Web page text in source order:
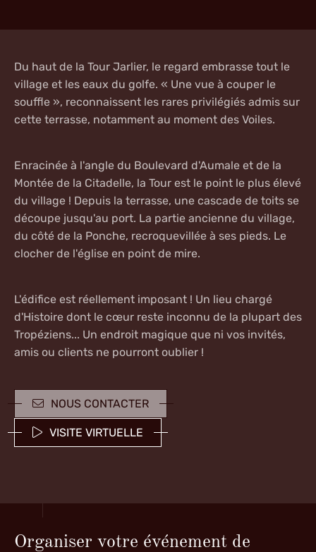
Du haut de la Tour Jarlier, le regard embrasse tout le
village et les eaux du golfe. « Une vue à couper le
souffle », reconnaissent les rares privilégiés admis sur
cette terrasse, notamment au moment des Voiles.
Enracinée à l'angle du Boulevard d'Aumale et de la
Montée de la Citadelle, la Tour est le point le plus élevé
du village ! Depuis la terrasse, une cascade de toits se
découpe jusqu'au port. La partie ancienne du village,
du côté de la Ponche, recroquevillée à ses pieds. Le
clocher de l'église en point de mire.
L'édifice est réellement imposant ! Un lieu chargé
d'Histoire dont le cœur reste inconnu de la plupart des
Tropéziens... Un endroit magique que ni vos invités,
amis ou clients ne pourront oublier !
NOUS CONTACTER
VISITE VIRTUELLE
Organiser votre événement de